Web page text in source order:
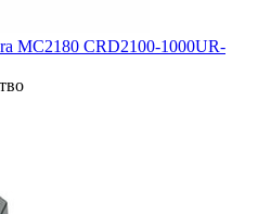
MC2180 CRD2100-1000UR-